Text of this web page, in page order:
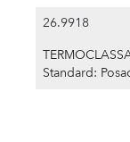
26.9918
Standard: